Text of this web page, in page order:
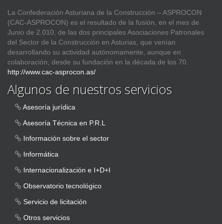
La Confederación Asturiana de la Construcción – ASPROCON
(CAC-ASPROCON) es el resultado de la fusión, en el mes de
Junio de 2.010, de las dos principales Asociaciones Patronales
del Sector de la Construcción en Asturias, que venían
desarrollando su actividad autónomamente, aunque en
colaboración, desde su fundación en la década de los 70.
http://www.cac-asprocon.as/
Algunos de nuestros servicios
Asesoría jurídica
Asesoría Técnica en P.R.L
Información sobre el sector
Informática
Internacionalización e I+D+I
Observatorio tecnológico
Servicio de licitación
Otros servicios